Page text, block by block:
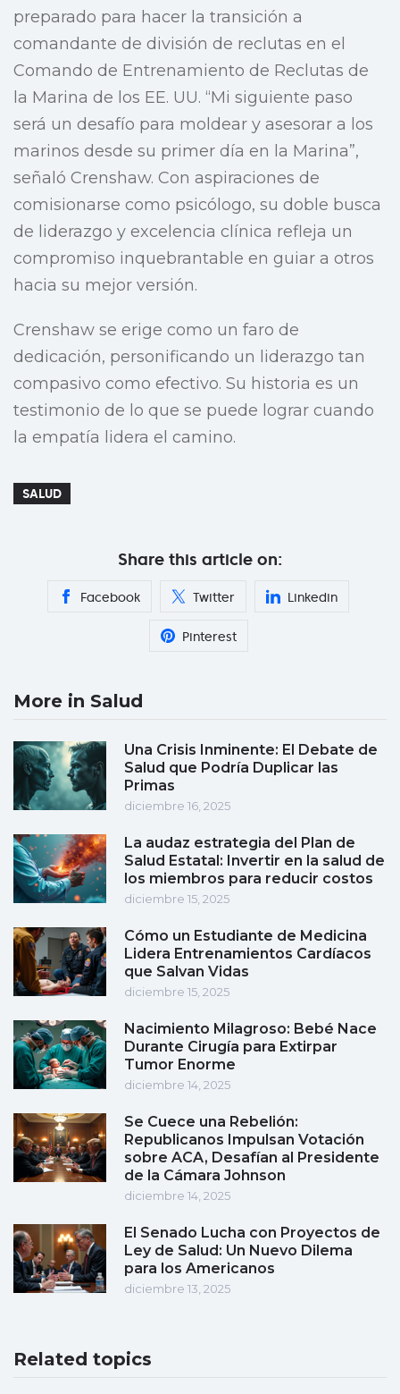
preparado para hacer la transición a
comandante de división de reclutas en el
Comando de Entrenamiento de Reclutas de
la Marina de los EE. UU. “Mi siguiente paso
será un desafío para moldear y asesorar a los
marinos desde su primer día en la Marina”,
señaló Crenshaw. Con aspiraciones de
comisionarse como psicólogo, su doble busca
de liderazgo y excelencia clínica refleja un
compromiso inquebrantable en guiar a otros
hacia su mejor versión.
Crenshaw se erige como un faro de
dedicación, personificando un liderazgo tan
compasivo como efectivo. Su historia es un
testimonio de lo que se puede lograr cuando
la empatía lidera el camino.
SALUD
Share this article on:
Facebook Twitter Linkedin
Pinterest
More in Salud
Una Crisis Inminente: El Debate de
Salud que Podría Duplicar las
Primas
diciembre 16, 2025
La audaz estrategia del Plan de
Salud Estatal: Invertir en la salud de
los miembros para reducir costos
diciembre 15, 2025
Cómo un Estudiante de Medicina
Lidera Entrenamientos Cardíacos
que Salvan Vidas
diciembre 15, 2025
Nacimiento Milagroso: Bebé Nace
Durante Cirugía para Extirpar
Tumor Enorme
diciembre 14, 2025
Se Cuece una Rebelión:
Republicanos Impulsan Votación
sobre ACA, Desafían al Presidente
de la Cámara Johnson
diciembre 14, 2025
El Senado Lucha con Proyectos de
Ley de Salud: Un Nuevo Dilema
para los Americanos
diciembre 13, 2025
Related topics